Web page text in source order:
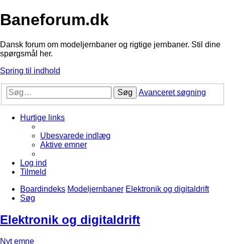
Baneforum.dk
Dansk forum om modeljernbaner og rigtige jernbaner. Stil dine
spørgsmål her.
Spring til indhold
Søg Avanceret søgning
Hurtige links
Ubesvarede indlæg
Aktive emner
Log ind
Tilmeld
Boardindeks Modeljernbaner Elektronik og digitaldrift
Søg
Elektronik og digitaldrift
Nyt emne